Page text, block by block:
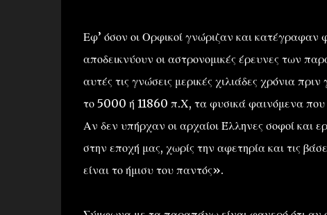
Εφ’ όσον οι Ορφικοί γνώριζαν και
αποδεικνύουν οι αστρονομικές έρευνες των
αυτές τις γνώσεις μερικές χιλιάδες χρόνια
το 5000 ή 11860 π.Χ, τα φυσικά φαινόμενα
Αν δεν υπήρχαν οι αρχαίοι Έλληνες σοφοί και
στην εποχή μας, χωρίς την αφετηρία και τις
είναι το ήμισυ του παντός».